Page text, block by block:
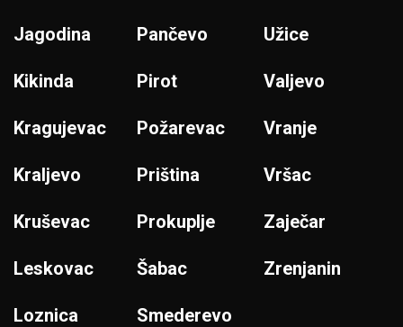
Jagodina
Kikinda
Kragujevac
Kraljevo
Kruševac
Leskovac
Loznica
Pančevo
Pirot
Požarevac
Priština
Prokuplje
Šabac
Smederevo
Užice
Valjevo
Vranje
Vršac
Zaječar
Zrenjanin